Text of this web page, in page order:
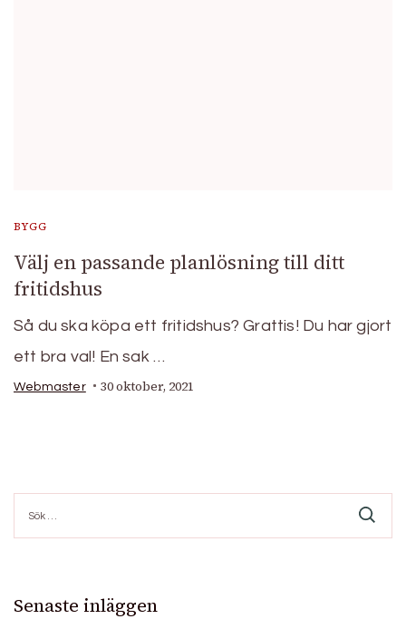
BYGG
Välj en passande planlösning till ditt
fritidshus
Så du ska köpa ett fritidshus? Grattis! Du har gjort
ett bra val! En sak …
Webmaster 30 oktober, 2021
efter:
Senaste inläggen